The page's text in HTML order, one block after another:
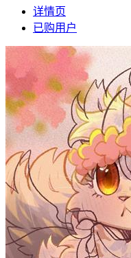
详情页
已购用户